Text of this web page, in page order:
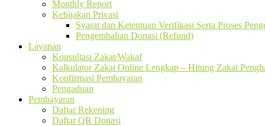
Monthly Report
Kebijakan Privasi
Syarat dan Ketentuan Verifikasi Serta Proses
Pengembalian Donasi (Refund)
Layanan
Konsultasi Zakat/Wakaf
Kalkulator Zakat Online Lengkap – Hitung Zakat
Konfirmasi Pembayaran
Pengaduan
Pembayaran
Daftar Rekening
Daftar QR Donasi